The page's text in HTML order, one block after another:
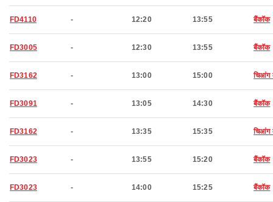
FD4110 - 12:20 13:55 बैंकॉक
FD3005 - 12:30 13:55 बैंकॉक
FD3162 - 13:00 15:00 चिआंग
FD3091 - 13:05 14:30 बैंकॉक
FD3162 - 13:35 15:35 चिआंग
FD3023 - 13:55 15:20 बैंकॉक
FD3023 - 14:00 15:25 बैंकॉक